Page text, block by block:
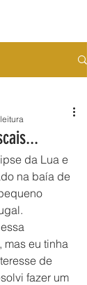
da Lua e
na baía de
eu tinha
de
fazer um